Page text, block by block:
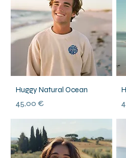
Huggy Natural Ocean
Prix
45,00 €